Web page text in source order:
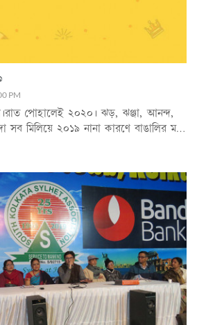
PM
পোহালেই ২০২০। ঝড়, ঝঞ্জা, আনন্দ,
সব মিলিয়ে ২০১৯ নানা কারণে বাঙালির মনে